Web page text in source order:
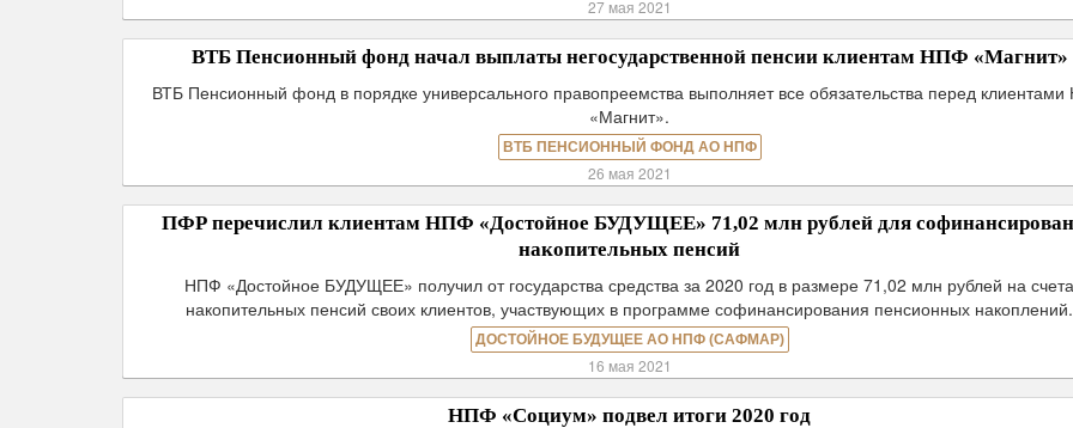
27 мая 2021
ВТБ Пенсионный фонд начал выплаты негосударственной пенсии клиентам НПФ «Магнит»
ВТБ Пенсионный фонд в порядке универсального правопреемства выполняет все обязательства перед
«Магнит».
ВТБ ПЕНСИОННЫЙ ФОНД АО НПФ
26 мая 2021
ПФР перечислил клиентам НПФ «Достойное БУДУЩЕЕ» 71,02 млн рублей для
накопительных пенсий
НПФ «Достойное БУДУЩЕЕ» получил от государства средства за 2020 год в размере 71,02 млн рублей на счета
накопительных пенсий своих клиентов, участвующих в программе софинансирования пенсионных накоплений.
ДОСТОЙНОЕ БУДУЩЕЕ АО НПФ (САФМАР)
16 мая 2021
НПФ «Социум» подвел итоги 2020 год